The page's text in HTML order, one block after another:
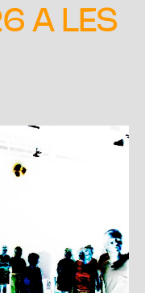
A LES